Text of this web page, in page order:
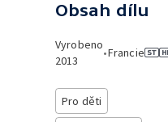
Obsah dílu
Vyrobeno
2013
•Francie
Pro děti